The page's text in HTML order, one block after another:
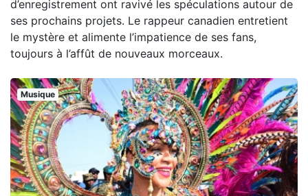
d’enregistrement ont ravivé les spéculations autour de
ses prochains projets. Le rappeur canadien entretient
le mystère et alimente l’impatience de ses fans,
toujours à l’affût de nouveaux morceaux.
Musique